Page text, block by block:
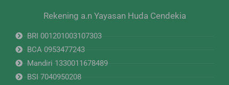
Rekening a.n Yayasan Huda Cendekia
BRI 001201003107303
BCA 0953477243
Mandiri 1330011678489
BSI 7040950208